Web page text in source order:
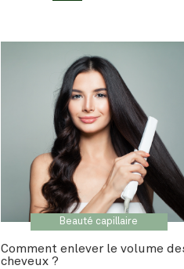
Beauté capillaire
Comment enlever le volume
cheveux ?